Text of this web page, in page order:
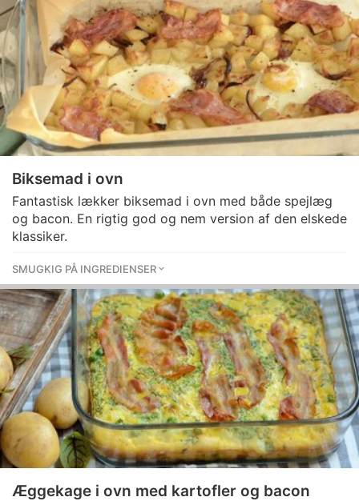
Biksemad i ovn
Fantastisk lækker biksemad i ovn med både spejlæg
og bacon. En rigtig god og nem version af den elskede
klassiker.
SMUGKIG PÅ INGREDIENSER
Æggekage i ovn med kartofler og bacon